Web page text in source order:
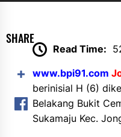
SHARE
Read Time:
www.bpi91.com
berinisial H (6)
Belakang Bukit
Sukamaju Kec.